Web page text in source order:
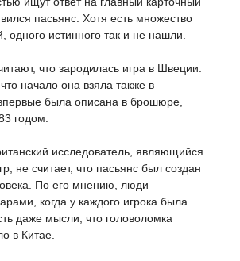
пасьянс. Хотя есть множество
одного истинного так и не нашли.
что зародилась игра в Швеции.
начало она взяла также в
была описана в брошюре,
годом.
исследователь, являющийся
не считает, что пасьянс был создан
По его мнению, люди
когда у каждого игрока была
даже мысли, что головоломка
в Китае.